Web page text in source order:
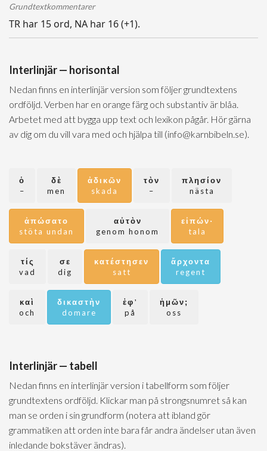
Grundtextkommentarer
TR har 15 ord, NA har 16 (+1).
Interlinjär — horisontal
Nedan finns en interlinjär version som följer grundtextens
ordföljd. Verben har en orange färg och substantiv är blåa.
Arbetet med att bygga upp text och lexikon pågår. Hör gärna
av dig om du vill vara med och hjälpa till (info@karnbibeln.se).
ὁ
–
δὲ
men
ἀδικῶν
skada
τὸν
–
πλησίον
nästa
ἀπώσατο
stöta undan
αὐτὸν
genom honom
εἰπών·
tala
τίς
vad
σε
dig
κατέστησεν
satt
ἄρχοντα
regent
καὶ
och
δικαστὴν
domare
ἐφ᾽
på
ἡμῶν;
oss
Interlinjär — tabell
Nedan finns en interlinjär version i tabellform som följer
grundtextens ordföljd. Klickar man på strongsnumret så kan
man se orden i sin grundform (notera att ibland gör
grammatiken att orden inte bara får andra ändelser utan även
inledande bokstäver ändras).